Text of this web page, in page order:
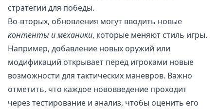
стратегии для победы.
Во-вторых, обновления могут вводить новые
контенты и механики, которые меняют стиль игры.
Например, добавление новых оружий или
модификаций открывает перед игроками новые
возможности для тактических маневров. Важно
отметить, что каждое нововведение проходит
через тестирование и анализ, чтобы оценить его